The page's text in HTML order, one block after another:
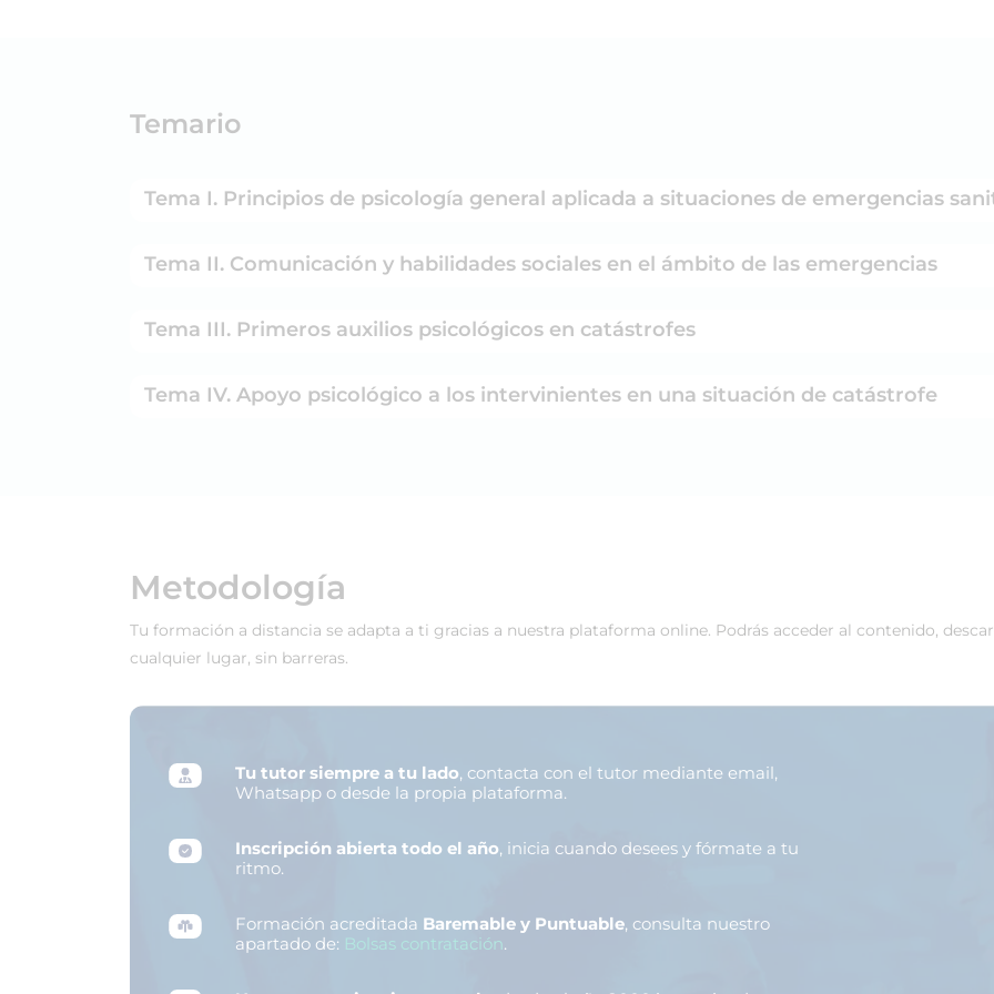
Temario
Tema I. Principios de psicología general aplicada a situaciones de emergencias
Tema II. Comunicación y habilidades sociales en el ámbito de las emergencias
Tema III. Primeros auxilios psicológicos en catástrofes
Tema IV. Apoyo psicológico a los intervinientes en una situación de catástrofe
Metodología
Tu formación a distancia se adapta a ti gracias a nuestra plataforma online. Podrás acceder al contenido,
cualquier lugar, sin barreras.
Tu tutor siempre a tu lado, contacta con el tutor mediante email,
Whatsapp o desde la propia plataforma.
Inscripción abierta todo el año, inicia cuando desees y fórmate a tu
ritmo.
Formación acreditada Baremable y Puntuable, consulta nuestro
apartado de: Bolsas contratación.